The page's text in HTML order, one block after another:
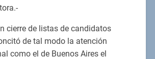
cierre de listas de candidatos
de tal modo la atención
como el de Buenos Aires el